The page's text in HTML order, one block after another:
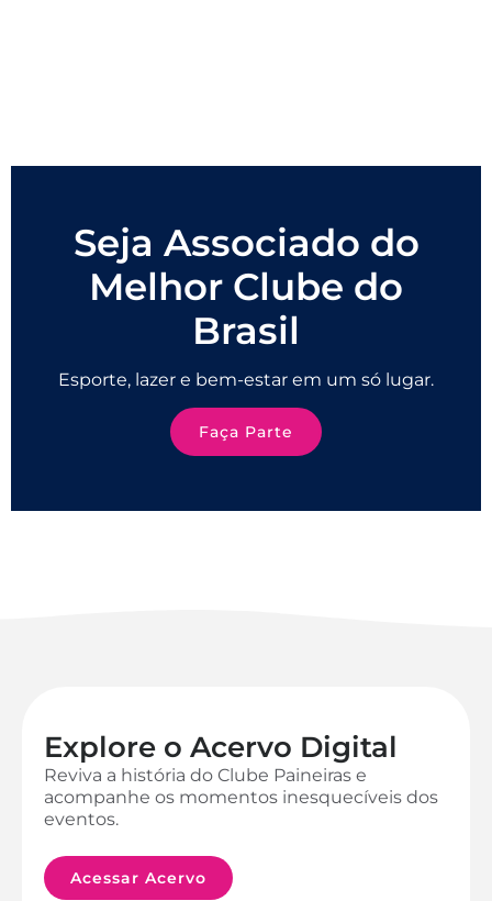
Seja Associado do
Melhor Clube do
Brasil
Esporte, lazer e bem-estar em um só lugar.
Faça Parte
Explore o Acervo Digital
Reviva a história do Clube Paineiras e
acompanhe os momentos inesquecíveis dos
eventos.
Acessar Acervo